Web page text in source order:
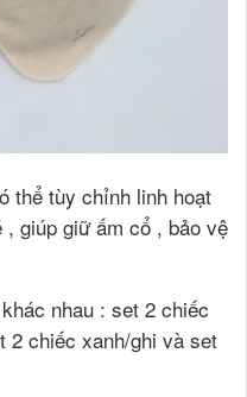
thể tùy chỉnh linh hoạt
giúp giữ ấm cổ , bảo vệ
nhau : set 2 chiếc
2 chiếc xanh/ghi và set